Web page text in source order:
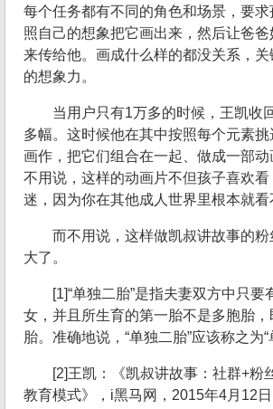
每个任务都有不同的角色和场景，要
照自己的想象把它画出来，然后让爸
来传给他。画成什么样的都没关系，
的想象力。
当用户只有1万多的时候，王凯收
多幅。这时候他在其中按照每个元素
画作，把它们组合在一起、做成一部动
不用说，这样的动画片不但孩子喜欢
迷，因为你在其他成人世界里根本就看
而不用说，这样做凯叔讲故事的
大了。
[1]“单独二胎”是指夫妻双方中只要
女，并且所生育的第一胎不是多胞胎，
胎。准确地说，“单独二胎”应该称之为“
[2]王凯：《凯叔讲故事：社群+粉
教育模式》，i黑马网，2015年4月12日